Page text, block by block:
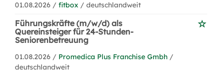
01.08.2026 / fitbox / deutschlandweit
Führungskräfte (m/w/d) als
Quereinsteiger für 24-Stunden-
Seniorenbetreuung
01.08.2026 / Promedica Plus Franchise Gmbh /
deutschlandweit